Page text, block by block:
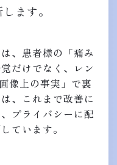
ます。
、患者様の「痛み
だけでなく、レン
像上の事実」で裏
、これまで改善に
プライバシーに配
ています。